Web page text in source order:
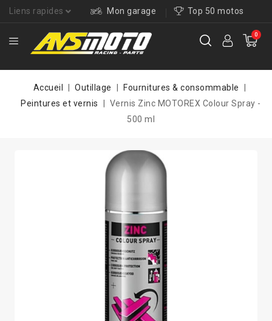
Liens rapides Mon garage Top 50 motos
0
Accueil Outillage
Fournitures & consommable
Peintures et vernis
Vernis Zinc MOTOREX Colour Spray -
500 ml